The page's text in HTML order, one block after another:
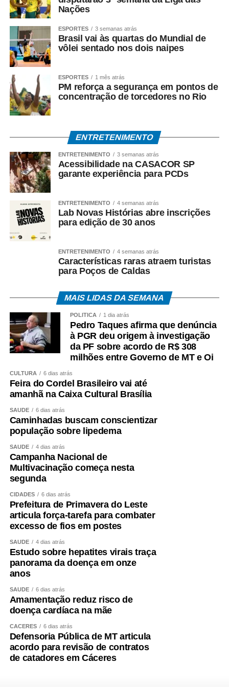
sua gestão. Mendes também atribui as acusações ao
ambiente de disputa política.
*Investigação continua*
A Polícia Federal prossegue com a coleta de provas e a
Operação Heritage.
A existência da investigação não representa condenação,
e todos os investigados têm assegurados os direitos ao
contraditório, à ampla defesa e à presunção de inocência.
O *Espia News* continuará acompanhando o andamento
do caso e trará novas informações à medida que houver
manifestações oficiais das autoridades e das partes
envolvidas.
COMENTE ABAIXO:
WhatsApp
Facebook
Twitter
Messenger
LinkedIn
Share
Nações
ESPORTES 3 semanas atrás
Brasil vai às quartas do Mundial de
vôlei sentado nos dois naipes
ESPORTES 1 mês atrás
PM reforça a segurança em pontos de
concentração de torcedores no Rio
ENTRETENIMENTO
ENTRETENIMENTO 3 semanas atrás
Acessibilidade na CASACOR SP
garante experiência para PCDs
ENTRETENIMENTO 4 semanas atrás
Lab Novas Histórias abre inscrições
para edição de 30 anos
ENTRETENIMENTO 4 semanas atrás
Características raras atraem turistas
para Poços de Caldas
MAIS LIDAS DA SEMANA
POLÍTICA 1 dia atrás
Pedro Taques afirma que denúncia
à PGR deu origem à investigação
da PF sobre acordo de R$ 308
milhões entre Governo de MT e Oi
CULTURA 6 dias atrás
Feira do Cordel Brasileiro vai até
amanhã na Caixa Cultural Brasília
SAÚDE 6 dias atrás
Caminhadas buscam conscientizar
população sobre lipedema
SAÚDE 4 dias atrás
Campanha Nacional de
Multivacinação começa nesta
segunda
CIDADES 6 dias atrás
Prefeitura de Primavera do Leste
articula força-tarefa para combater
excesso de fios em postes
SAÚDE 4 dias atrás
Estudo sobre hepatites virais traça
panorama da doença em onze
anos
SAÚDE 6 dias atrás
Amamentação reduz risco de
doença cardíaca na mãe
CÁCERES 6 dias atrás
Defensoria Pública de MT articula
acordo para revisão de contratos
de catadores em Cáceres